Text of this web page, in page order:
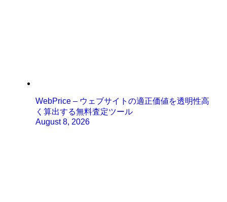
WebPrice – ウェブサイトの適正価値を透明性高
く算出する無料査定ツール
August 8, 2026